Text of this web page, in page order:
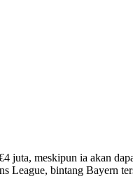
meskipun ia akan
League, bintang Bayern